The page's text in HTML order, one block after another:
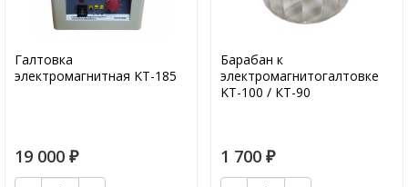
Галтовка
электромагнитная KT-185
19 000 ₽
Барабан к
электромагнитогалтовке
KT-100 / КТ-90
1 700 ₽